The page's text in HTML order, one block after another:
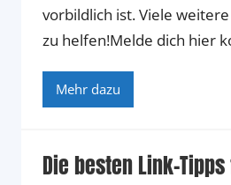
vorbildlich ist. Viele
zu helfen!Melde dich hier
Mehr dazu
Die besten Link-